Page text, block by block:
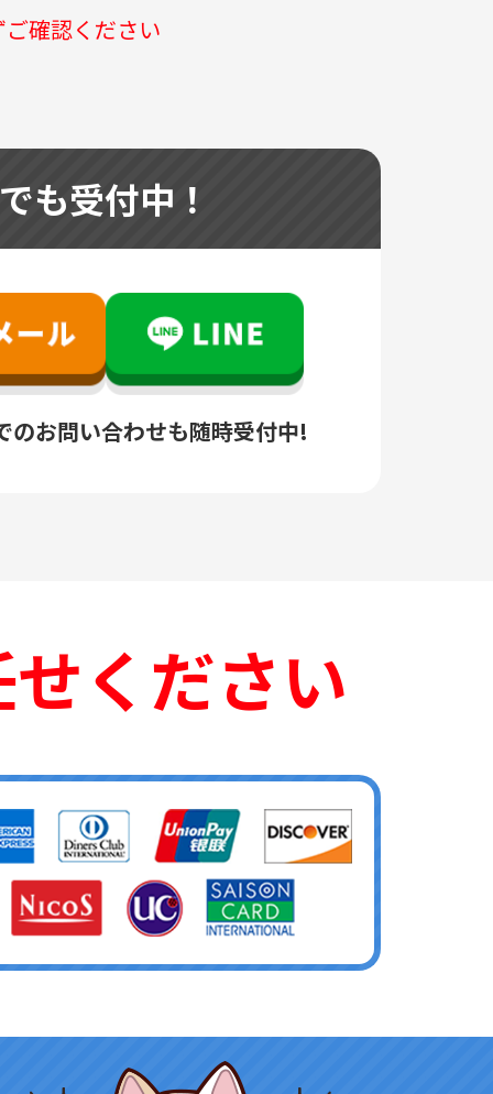
確認ください
も受付中！
のお問い合わせも随時受付中!
ください